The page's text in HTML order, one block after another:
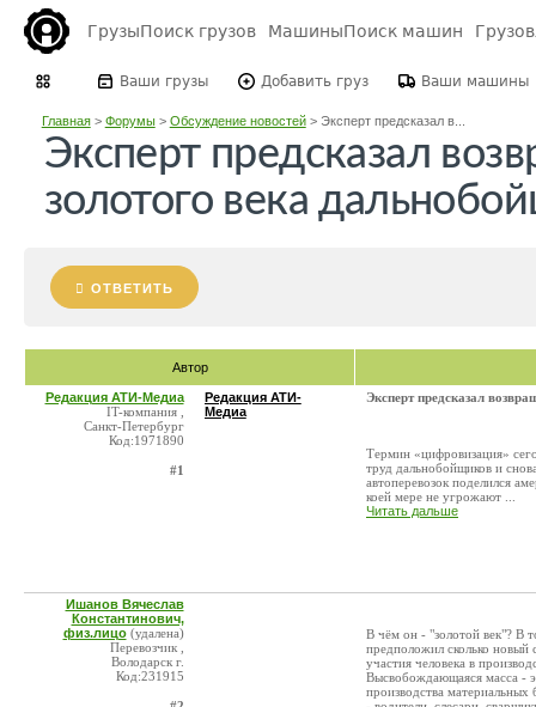
ГрузыПоиск грузов МашиныПоиск машин
Ваши грузы Добавить груз Ваши машины
Главная> Форумы> Обсуждение новостей> Эксперт предсказал в...
Эксперт предсказал
золотого века
ОТВЕТИТЬ
Автор
Редакция АТИ-Медиа
IT-компания ,
Санкт-Петербург
Код:1971890
#1
Редакция АТИ-
Медиа
Эксперт предсказал
Термин «цифровизация»
труд дальнобойщиков и
автоперевозок поделился
коей мере не угрожают ...
Читать дальше
Ишанов Вячеслав
Константинович,
физ.лицо (удалена)
Перевозчик ,
Володарск г.
Код:231915
В чём он - "золотой век"? В
предположил сколько новый
участия человека в
Высвобождающаяся масса -
производства